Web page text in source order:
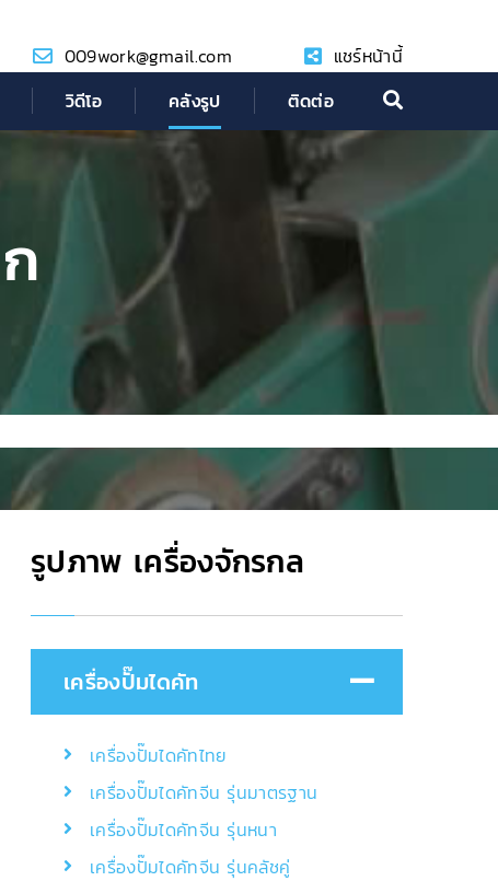
009work@gmail.com
แชร์หน้านี้
วิดีโอ คลังรูป ติดต่อ
รูปภาพ เครื่องจักรกล
เครื่องปั๊มไดคัท
เครื่องปั๊มไดคัทไทย
เครื่องปั๊มไดคัทจีน รุ่นมาตรฐาน
เครื่องปั๊มไดคัทจีน รุ่นหนา
เครื่องปั๊มไดคัทจีน รุ่นคลัชคู่